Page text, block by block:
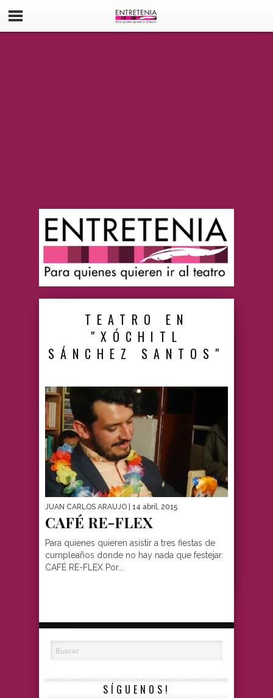
TEATRO EN
"XÓCHITL
SÁNCHEZ SANTOS"
JUAN CARLOS ARAUJO | 14 abril, 2015
CAFÉ RE-FLEX
Para quienes quieren asistir a tres fiestas de
cumpleaños donde no hay nada que festejar.
CAFÉ RE-FLEX Por...
SÍGUENOS!